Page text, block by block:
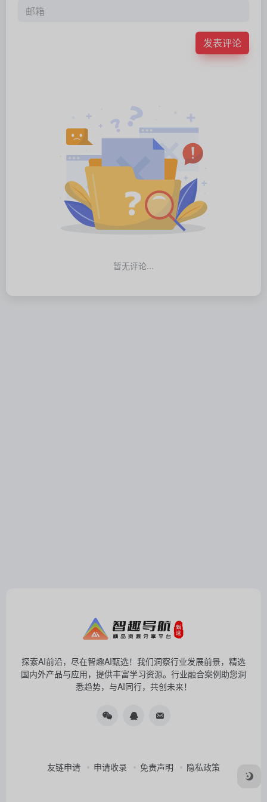
发表评论
暂无评论...
探索AI前沿，尽在智趣AI甄选！我们洞察行业发展前景，精选
国内外产品与应用，提供丰富学习资源。行业融合案例助您洞
悉趋势，与AI同行，共创未来！
友链申请 申请收录 免责声明 隐私政策